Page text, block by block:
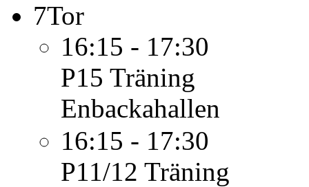
7Tor
16:15 - 17:30
P15 Träning
Enbackahallen
16:15 - 17:30
P11/12 Träning